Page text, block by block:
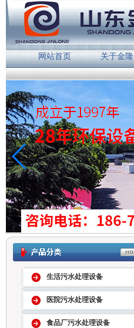
网站首页 关于金隆
生活污水处理设备
医院污水处理设备
食品厂污水处理设备